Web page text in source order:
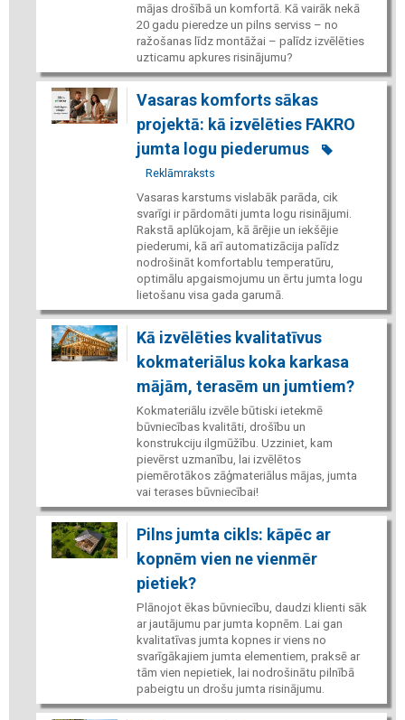
mājas drošībā un komfortā. Kā vairāk nekā
20 gadu pieredze un pilns serviss – no
ražošanas līdz montāžai – palīdz izvēlēties
uzticamu apkures risinājumu?
Vasaras komforts sākas
projektā: kā izvēlēties FAKRO
jumta logu piederumus
Reklāmraksts
Vasaras karstums vislabāk parāda, cik
svarīgi ir pārdomāti jumta logu risinājumi.
Rakstā aplūkojam, kā ārējie un iekšējie
piederumi, kā arī automatizācija palīdz
nodrošināt komfortablu temperatūru,
optimālu apgaismojumu un ērtu jumta logu
lietošanu visa gada garumā.
Kā izvēlēties kvalitatīvus
kokmateriālus koka karkasa
mājām, terasēm un jumtiem?
Kokmateriālu izvēle būtiski ietekmē
būvniecības kvalitāti, drošību un
konstrukciju ilgmūžību. Uzziniet, kam
pievērst uzmanību, lai izvēlētos
piemērotākos zāģmateriālus mājas, jumta
vai terases būvniecībai!
Pilns jumta cikls: kāpēc ar
kopnēm vien ne vienmēr
pietiek?
Plānojot ēkas būvniecību, daudzi klienti sāk
ar jautājumu par jumta kopnēm. Lai gan
kvalitatīvas jumta kopnes ir viens no
svarīgākajiem jumta elementiem, praksē ar
tām vien nepietiek, lai nodrošinātu pilnībā
pabeigtu un drošu jumta risinājumu.